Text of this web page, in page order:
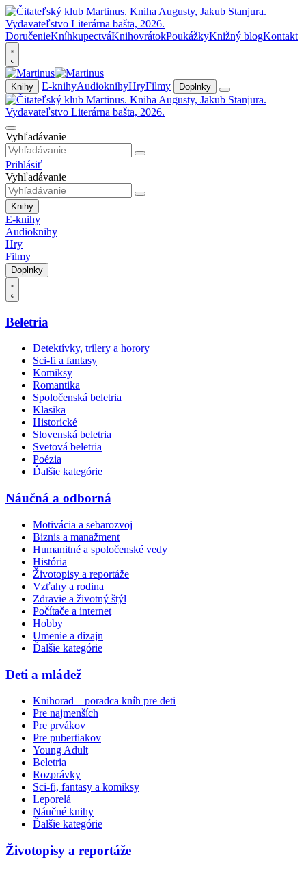
DoručenieKníhkupectváKnihovrátokPoukážkyKnižný blogKontakt
Knihy E-knihyAudioknihyHryFilmy Doplnky
Vyhľadávanie
Prihlásiť
Vyhľadávanie
Knihy
E-knihy
Audioknihy
Hry
Filmy
Doplnky
Beletria
Detektívky, trilery a horory
Sci-fi a fantasy
Komiksy
Romantika
Spoločenská beletria
Klasika
Historické
Slovenská beletria
Svetová beletria
Poézia
Ďalšie kategórie
Náučná a odborná
Motivácia a sebarozvoj
Biznis a manažment
Humanitné a spoločenské vedy
História
Životopisy a reportáže
Vzťahy a rodina
Zdravie a životný štýl
Počítače a internet
Hobby
Umenie a dizajn
Ďalšie kategórie
Deti a mládež
Knihorad – poradca kníh pre deti
Pre najmenších
Pre prvákov
Pre pubertiakov
Young Adult
Beletria
Rozprávky
Sci-fi, fantasy a komiksy
Leporelá
Náučné knihy
Ďalšie kategórie
Životopisy a reportáže